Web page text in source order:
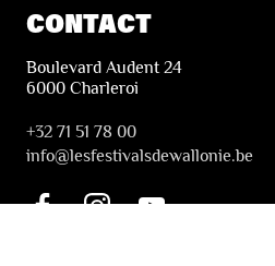
CONTACT
Boulevard Audent 24
6000 Charleroi
+32 71 51 78 00
info@lesfestivalsdewallonie.be